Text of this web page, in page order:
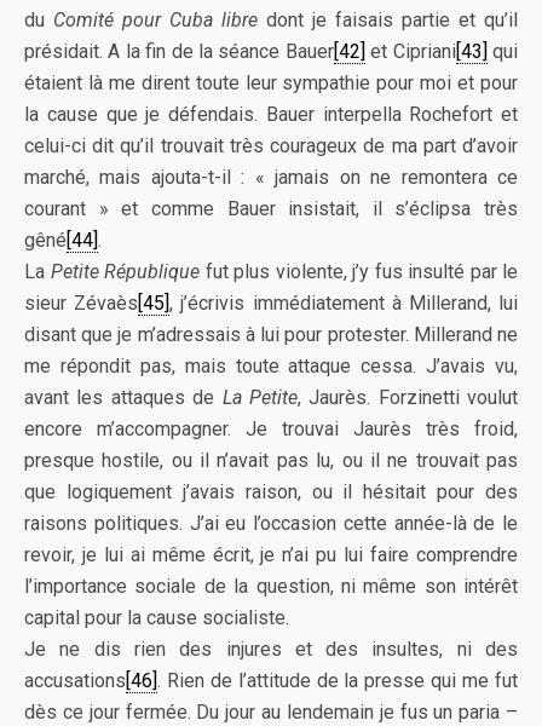
du Comité pour Cuba libre dont je faisais partie et qu’il
présidait. A la fin de la séance Bauer[42] et Cipriani[43] qui
étaient là me dirent toute leur sympathie pour moi et pour
la cause que je défendais. Bauer interpella Rochefort et
celui-ci dit qu’il trouvait très courageux de ma part d’avoir
marché, mais ajouta-t-il : « jamais on ne remontera ce
courant » et comme Bauer insistait, il s’éclipsa très
gêné[44].
La Petite République fut plus violente, j’y fus insulté par le
sieur Zévaès[45], j’écrivis immédiatement à Millerand, lui
disant que je m’adressais à lui pour protester. Millerand ne
me répondit pas, mais toute attaque cessa. J’avais vu,
avant les attaques de La Petite, Jaurès. Forzinetti voulut
encore m’accompagner. Je trouvai Jaurès très froid,
presque hostile, ou il n’avait pas lu, ou il ne trouvait pas
que logiquement j’avais raison, ou il hésitait pour des
raisons politiques. J’ai eu l’occasion cette année-là de le
revoir, je lui ai même écrit, je n’ai pu lui faire comprendre
l’importance sociale de la question, ni même son intérêt
capital pour la cause socialiste.
Je ne dis rien des injures et des insultes, ni des
accusations[46]. Rien de l’attitude de la presse qui me fut
dès ce jour fermée. Du jour au lendemain je fus un paria –